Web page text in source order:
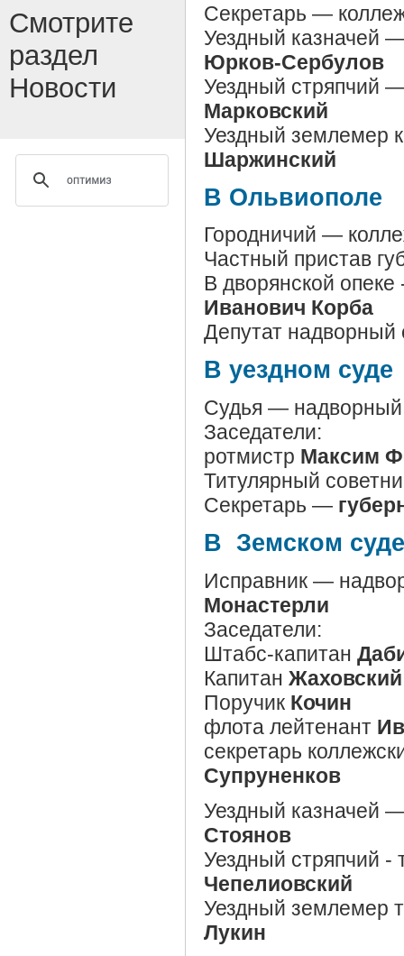
Секретарь —
Уездный казначей
Юрков-Сербулов
Уездный стряпчий
Марковский
Уездный землемер
Шаржинский
В Ольвиополе
Городничий —
Частный пристав
В дворянской опеке
Иванович Корба
Депутат надворный
В уездном суде
Судья — надворный
Заседатели:
ротмистр Максим
Титулярный
Секретарь —
В Земском
Исправник —
Монастерли
Заседатели:
Штабс-капитан
Капитан Жаховский
ПоручикКочин
флота лейтенант
секретарь
Супруненков
Уездный казначей
Стоянов
Уездный стряпчий -
Чепелиовский
Уездный землемер
Лукин
Смотрите
раздел
Новости